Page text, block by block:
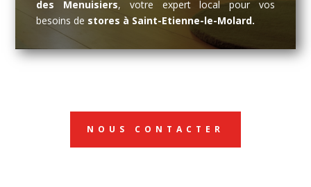
des Menuisiers, votre expert local pour vos
besoins de stores à Saint-Etienne-le-Molard.
NOUS CONTACTER